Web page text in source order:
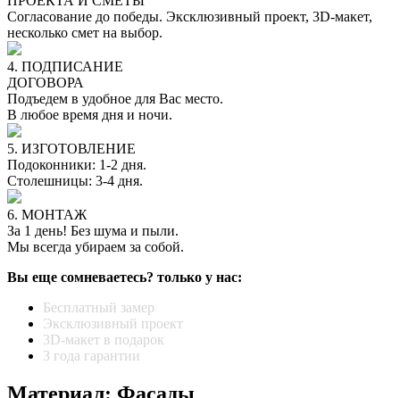
Согласование до победы. Эксклюзивный проект, 3D-макет,
несколько смет на выбор.
4. ПОДПИСАНИЕ
ДОГОВОРА
Подъедем в удобное для Вас место.
В любое время дня и ночи.
5. ИЗГОТОВЛЕНИЕ
Подоконники: 1-2 дня.
Столешницы: 3-4 дня.
6. МОНТАЖ
За 1 день! Без шума и пыли.
Мы всегда убираем за собой.
Вы еще сомневаетесь? только у нас:
Бесплатный замер
Эксклюзивный проект
3D-макет в подарок
3 года гарантии
Материал: Фасады